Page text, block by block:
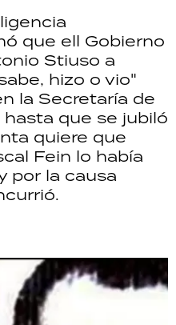
que ell Gobierno
Stiuso a
hizo o vio"
la Secretaría de
que se jubiló
quiere que
Fein lo había
por la causa